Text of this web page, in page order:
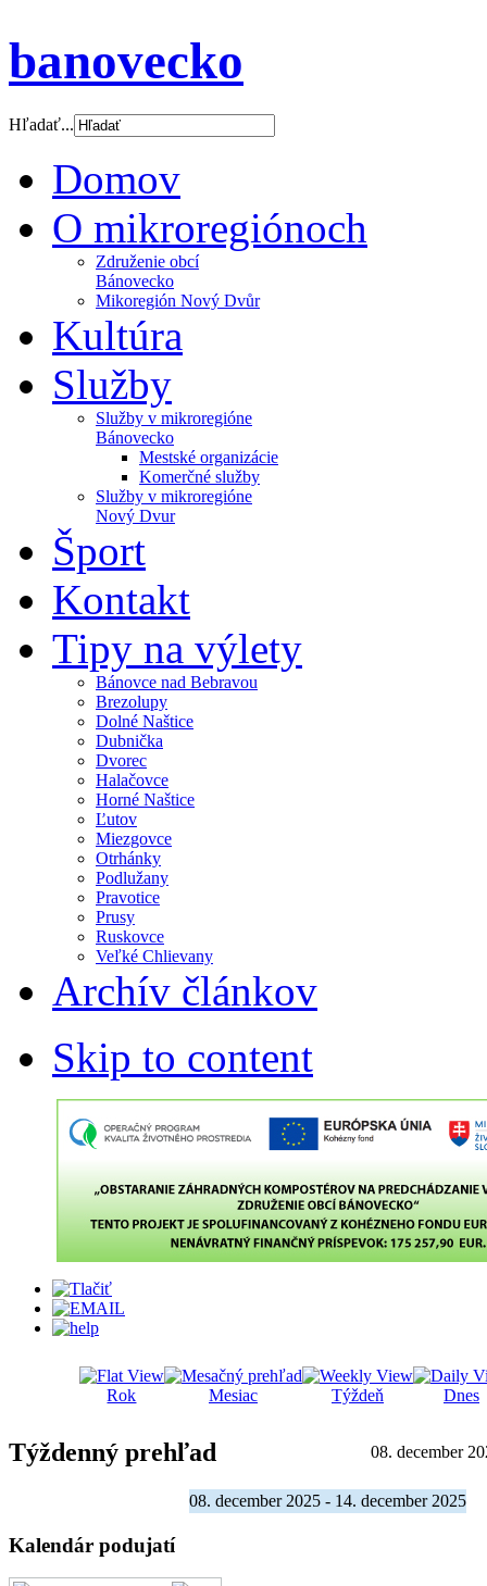
banovecko
Hľadať...
Domov
O mikroregiónoch
Združenie obcí
Bánovecko
Mikoregión Nový Dvůr
Kultúra
Služby
Služby v mikroregióne
Bánovecko
Mestské organizácie
Komerčné služby
Služby v mikroregióne
Nový Dvur
Šport
Kontakt
Tipy na výlety
Bánovce nad Bebravou
Brezolupy
Dolné Naštice
Dubnička
Dvorec
Halačovce
Horné Naštice
Ľutov
Miezgovce
Otrhánky
Podlužany
Pravotice
Prusy
Ruskovce
Veľké Chlievany
Archív článkov
Skip to content
Rok Mesiac Týždeň Dnes
Týždenný prehľad 08. december
08. december 2025 - 14. december 2025
Kalendár podujatí